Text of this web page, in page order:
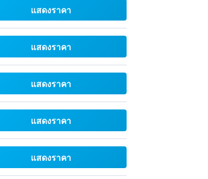
แสดงราคา
แสดงราคา
แสดงราคา
แสดงราคา
แสดงราคา